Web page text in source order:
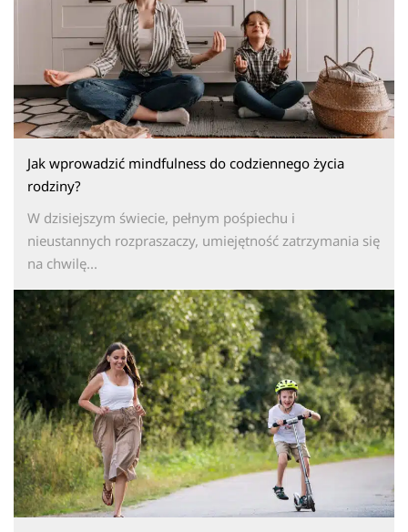
Jak wprowadzić mindfulness do codziennego życia
rodziny?
W dzisiejszym świecie, pełnym pośpiechu i
nieustannych rozpraszaczy, umiejętność zatrzymania się
na chwilę...